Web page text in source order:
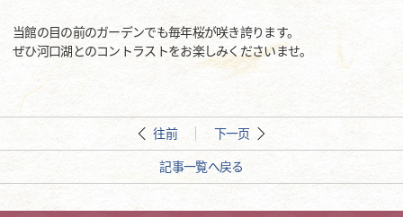
当館の目の前のガーデンでも毎年桜が咲き誇ります。
ぜひ河口湖とのコントラストをお楽しみくださいませ。
往前 下一页
記事一覧へ戻る